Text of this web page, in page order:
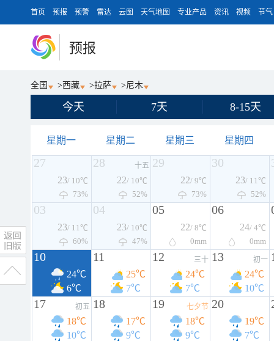
首页 预报 预警 雷达 云图 天气地图 专业产品 资讯 视频 节气
预报
全国 >西藏 >拉萨 >尼木
今天 7天 8-15天
星期一 星期二 星期三 星期四
27
23/ 10℃
73%
28 十五
22/ 10℃
52%
29
22/ 9℃
73%
30
23/ 11℃
52%
03
23/ 11℃
60%
04
23/ 10℃
47%
05
22/ 8℃
0mm
06
24/ 4℃
0mm
10
24℃
6℃
11
25℃
7℃
12 三十
24℃
7℃
13 初一
24℃
10℃
17 初五
18℃
10℃
18
17℃
9℃
19 七夕节
18℃
9℃
20
19℃
7℃